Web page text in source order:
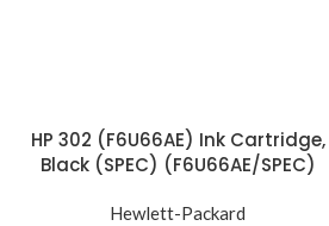
HP 302 (F6U66AE) Ink Cartridge,
Black (SPEC) (F6U66AE/SPEC)
Hewlett-Packard